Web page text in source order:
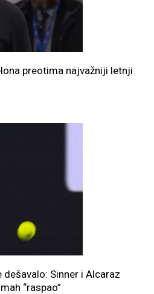
preotima najvažniji letnji
dešavalo: Sinner i Alcaraz
“raspao”